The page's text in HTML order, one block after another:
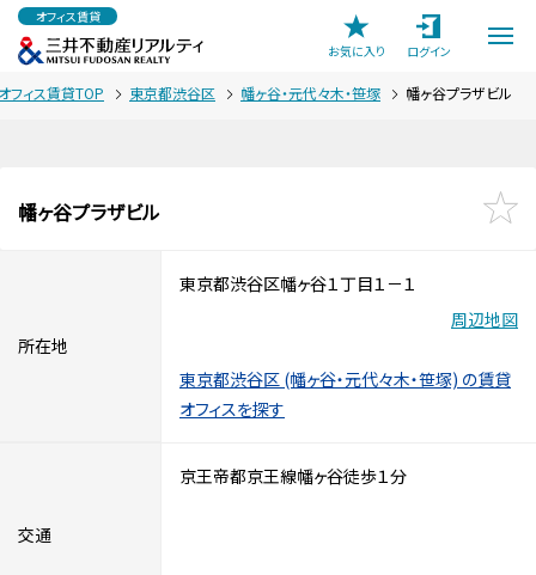
オフィス賃貸
お気に入り
ログイン
フィス賃貸TOP 東京都渋谷区 幡ヶ谷・元代々木・笹塚 幡ヶ谷プラザビル
幡ヶ谷プラザビル
所在地
東京都渋谷区幡ヶ谷１丁目１－１
周辺地図
東京都渋谷区 (幡ヶ谷・元代々木・笹塚) の賃貸
オフィスを探す
交通
京王帝都京王線幡ヶ谷徒歩１分